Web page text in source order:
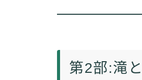
第2部:滝